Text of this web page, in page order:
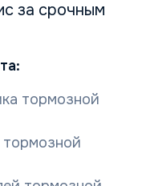
за срочным
тормозной
тормозной